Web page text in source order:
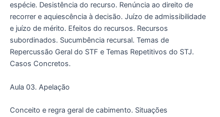
espécie. Desistência do recurso. Renúncia ao direito de
recorrer e aquiescência à decisão. Juízo de admissibilidade
e juízo de mérito. Efeitos do recursos. Recursos
subordinados. Sucumbência recursal. Temas de
Repercussão Geral do STF e Temas Repetitivos do STJ.
Casos Concretos.
Aula 03. Apelação
Conceito e regra geral de cabimento. Situações